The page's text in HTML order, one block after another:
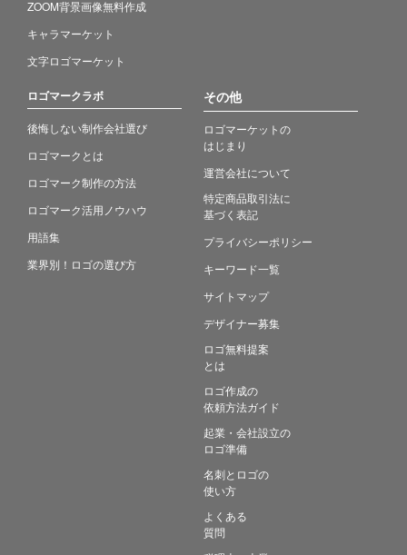
ZOOM背景画像無料作成
キャラマーケット
文字ロゴマーケット
ロゴマークラボ
後悔しない制作会社選び
ロゴマークとは
ロゴマーク制作の方法
ロゴマーク活用ノウハウ
用語集
業界別！ロゴの選び方
その他
ロゴマーケットの
はじまり
運営会社について
特定商品取引法に
基づく表記
プライバシーポリシー
キーワード一覧
サイトマップ
デザイナー募集
ロゴ無料提案
とは
ロゴ作成の
依頼方法ガイド
起業・会社設立の
ロゴ準備
名刺とロゴの
使い方
よくある
質問